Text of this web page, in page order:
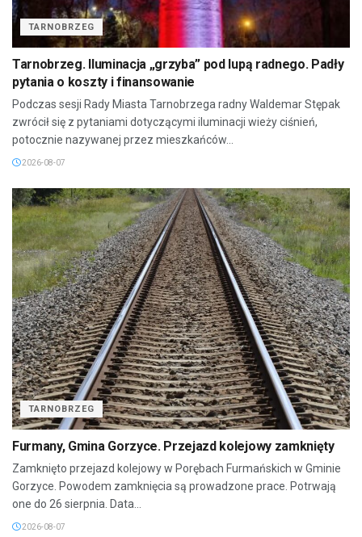
TARNOBRZEG
Tarnobrzeg. Iluminacja „grzyba” pod lupą radnego. Padły
pytania o koszty i finansowanie
Podczas sesji Rady Miasta Tarnobrzega radny Waldemar Stępak
zwrócił się z pytaniami dotyczącymi iluminacji wieży ciśnień,
potocznie nazywanej przez mieszkańców...
2026-08-07
TARNOBRZEG
Furmany, Gmina Gorzyce. Przejazd kolejowy zamknięty
Zamknięto przejazd kolejowy w Porębach Furmańskich w Gminie
Gorzyce. Powodem zamknięcia są prowadzone prace. Potrwają
one do 26 sierpnia. Data...
2026-08-07